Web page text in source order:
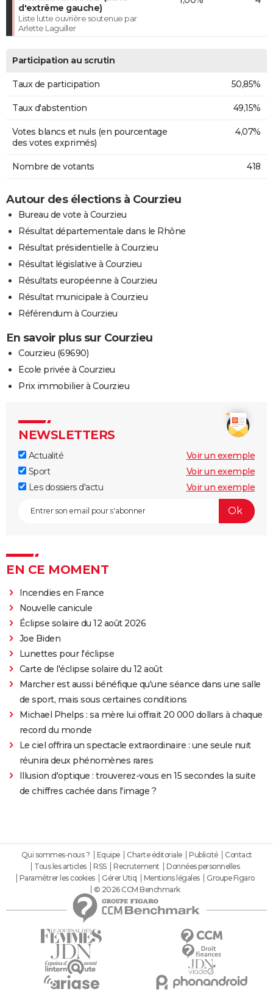
d'extrême gauche)
Liste lutte ouvrière soutenue par
Arlette Laguiller
Participation au scrutin
Taux de participation 50,85%
Taux d'abstention 49,15%
Votes blancs et nuls (en pourcentage
des votes exprimés)
4,07%
Nombre de votants 418
Autour des élections à Courzieu
Bureau de vote à Courzieu
Résultat départementale dans le Rhône
Résultat présidentielle à Courzieu
Résultat législative à Courzieu
Résultats européenne à Courzieu
Résultat municipale à Courzieu
Référendum à Courzieu
En savoir plus sur Courzieu
Courzieu (69690)
Ecole privée à Courzieu
Prix immobilier à Courzieu
NEWSLETTERS
Actualité
Voir un exemple
Sport
Voir un exemple
Les dossiers d'actu
Voir un exemple
EN CE MOMENT
Incendies en France
Nouvelle canicule
Éclipse solaire du 12 août 2026
Joe Biden
Lunettes pour l'éclipse
Carte de l'éclipse solaire du 12 août
Marcher est aussi bénéfique qu'une séance dans une salle
de sport, mais sous certaines conditions
Michael Phelps : sa mère lui offrait 20 000 dollars à chaque
record du monde
Le ciel offrira un spectacle extraordinaire : une seule nuit
réunira deux phénomènes rares
Illusion d'optique : trouverez-vous en 15 secondes la suite
de chiffres cachée dans l'image ?
Qui sommes-nous ? Equipe Charte éditoriale Publicité
Contact
Tous les articles
RSS Recrutement
Données personnelles
Paramétrer les cookies
Gérer Utiq Mentions légales
Groupe Figaro
© 2026 CCM Benchmark